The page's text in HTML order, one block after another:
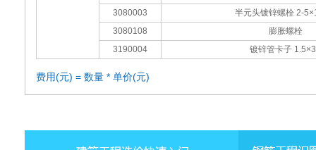
3080003
半元头镀锌螺栓 2-
3080108
膨胀螺栓
3190004
镀锌管卡子
费用(元) = 数量 * 单价(元)